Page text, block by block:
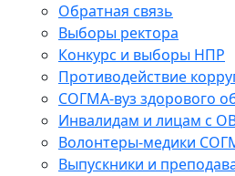
Обратная связь
Выборы ректора
Конкурс и выборы НПР
Противодействие
СОГМА-вуз здорового
Инвалидам и лицам с
Волонтеры-медики
Выпускники и